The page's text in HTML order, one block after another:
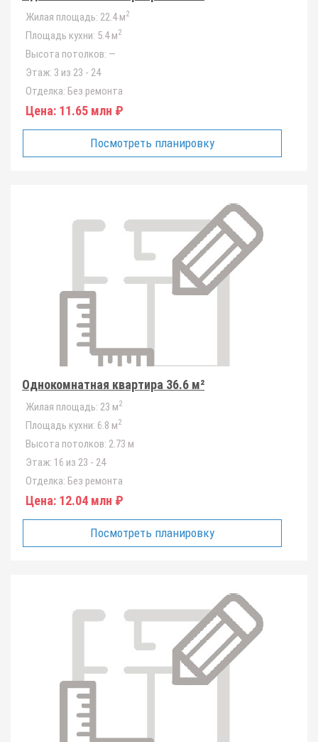
Жилая площадь: 22.4 м2
Площадь кухни: 5.4 м2
Высота потолков: —
Этаж: 3 из 23 - 24
Отделка: Без ремонта
Цена: 11.65 млн ₽
Посмотреть планировку
Однокомнатная квартира 36.6 м²
Жилая площадь: 23 м2
Площадь кухни: 6.8 м2
Высота потолков: 2.73 м
Этаж: 16 из 23 - 24
Отделка: Без ремонта
Цена: 12.04 млн ₽
Посмотреть планировку